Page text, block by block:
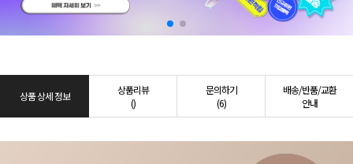
상품 상세 정보
상품리뷰
()
문의하기
(6)
배송/반품/교환
안내